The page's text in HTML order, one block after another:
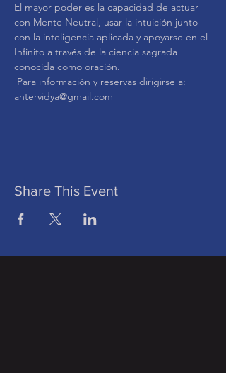
El mayor poder es la capacidad de actuar
con Mente Neutral, usar la intuición junto
con la inteligencia aplicada y apoyarse en el
Infinito a través de la ciencia sagrada
conocida como oración.
antervidya@gmail.com
Share This Event